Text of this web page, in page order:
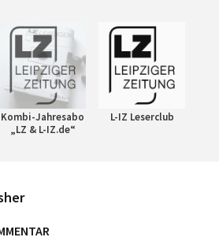
Kombi-Jahresabo
„LZ & L-IZ.de“
L-IZ Leserclub